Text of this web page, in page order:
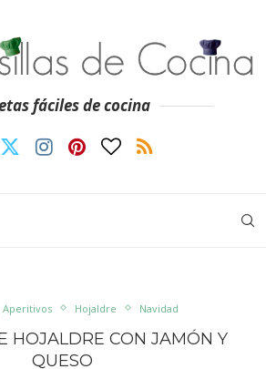
fáciles de cocina
Aperitivos Hojaldre Navidad
HOJALDRE CON JAMÓN Y
QUESO